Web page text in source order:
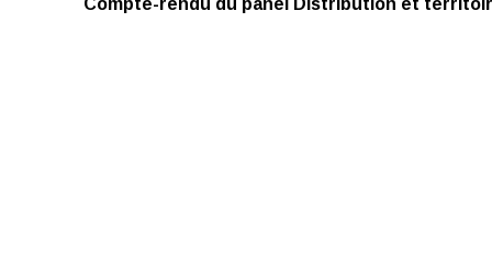
Compte-rendu du panel Distribution et